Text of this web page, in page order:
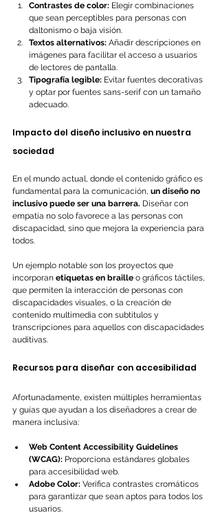
Contrastes de color: Elegir combinaciones
que sean perceptibles para personas con
daltonismo o baja visión.
Textos alternativos: Añadir descripciones en
imágenes para facilitar el acceso a usuarios
de lectores de pantalla.
Tipografía legible: Evitar fuentes decorativas
y optar por fuentes sans-serif con un tamaño
adecuado.
Impacto del diseño inclusivo en nuestra
sociedad
En el mundo actual, donde el contenido gráfico es
fundamental para la comunicación, un diseño no
inclusivo puede ser una barrera. Diseñar con
empatía no solo favorece a las personas con
discapacidad, sino que mejora la experiencia para
todos.
Un ejemplo notable son los proyectos que
incorporan etiquetas en braille o gráficos táctiles,
que permiten la interacción de personas con
discapacidades visuales, o la creación de
contenido multimedia con subtítulos y
transcripciones para aquellos con discapacidades
auditivas.
Recursos para diseñar con accesibilidad
Afortunadamente, existen múltiples herramientas
y guías que ayudan a los diseñadores a crear de
manera inclusiva:
Web Content Accessibility Guidelines
(WCAG): Proporciona estándares globales
para accesibilidad web.
Adobe Color: Verifica contrastes cromáticos
para garantizar que sean aptos para todos los
usuarios.